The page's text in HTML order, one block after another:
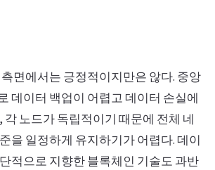
면에서는 긍정적이지만은 않다. 중앙
데이터 백업이 어렵고 데이터 손실에
각 노드가 독립적이기 때문에 전체 네
을 일정하게 유지하기가 어렵다. 데이
적으로 지향한 블록체인 기술도 과반